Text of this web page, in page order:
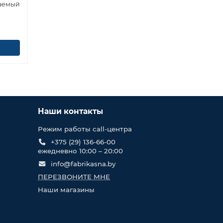
Наши контакты
Режим работы call-центра
+375 (29) 136-66-00
ежедневно 10:00 – 20:00
info@fabrikasna.by
ПЕРЕЗВОНИТЕ МНЕ
Наши магазины